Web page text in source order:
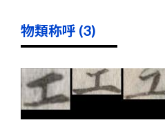
物類称呼 (3)